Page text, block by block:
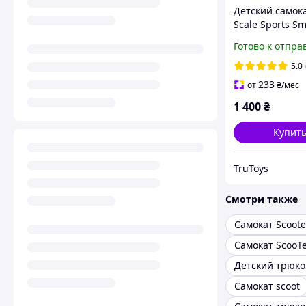
Детский
Scale Sports
трансформер с
бортиком,
рулем, музыкой
широкими PU
Готово к
5.0
от233₴/мес
1 400₴
Купить
TruToys
Смотри также
Самокат
Самокат scoot